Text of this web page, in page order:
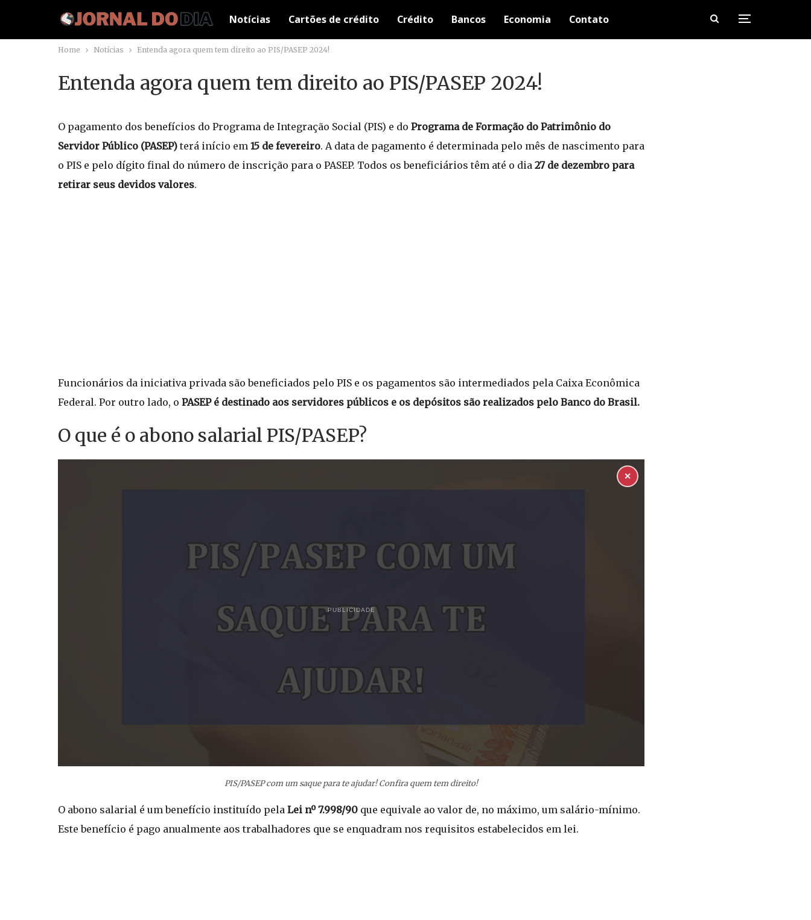
Notícias Cartões de crédito Crédito Bancos Economia Contato
Home Notícias Entenda agora quem tem direito ao PIS/PASEP 2024!
Entenda agora quem tem direito ao PIS/PASEP 2024!
O pagamento dos benefícios do Programa de Integração Social (PIS) e do Programa de Formação do Patrimônio do
Servidor Público (PASEP) terá início em 15 de fevereiro. A data de pagamento é determinada pelo mês de nascimento para
o PIS e pelo dígito final do número de inscrição para o PASEP. Todos os beneficiários têm até o dia 27 de dezembro para
retirar seus devidos valores.
Funcionários da iniciativa privada são beneficiados pelo PIS e os pagamentos são intermediados pela Caixa Econômica
Federal. Por outro lado, o PASEP é destinado aos servidores públicos e os depósitos são realizados pelo Banco do Brasil.
O que é o abono salarial PIS/PASEP?
PUBLICIDADE
✕
PIS/PASEP com um saque para te ajudar! Confira quem tem direito!
O abono salarial é um benefício instituído pela Lei nº 7.998/90 que equivale ao valor de, no máximo, um salário-mínimo.
Este benefício é pago anualmente aos trabalhadores que se enquadram nos requisitos estabelecidos em lei.